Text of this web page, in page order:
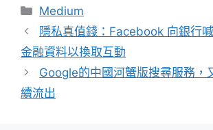
分
類
Medium
隱私真值錢：Facebook 向銀行
金融資料以換取互動
Google的中國河蟹版搜尋服務，
續流出